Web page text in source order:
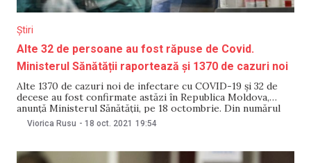
Știri
Alte 32 de persoane au fost răpuse de Covid.
Ministerul Sănătății raportează și 1370 de cazuri noi
Alte 1370 de cazuri noi de infectare cu COVID-19 și 32 de
decese au fost confirmate astăzi în Republica Moldova,
anunță Ministerul Sănătății, pe 18 octombrie. Din numărul
total de cazuri, 9 cazuri asociate cu contact în afara țării: 2-
Viorica Rusu - 18 oct. 2021 19:54